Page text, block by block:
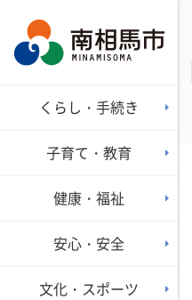
くらし・手続き
子育て・教育
健康・福祉
安心・安全
文化・スポーツ